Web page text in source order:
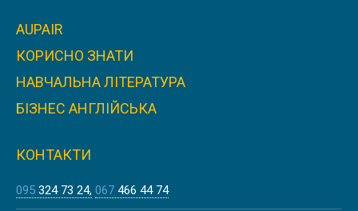
ПРОФЕСІЙНА АНГЛІЙСЬКА ДЛЯ
АВІАЦІЙНИХ ФАХІВЦІВ В АНГЛІЇ,
AUPAIR
КОРИСНО ЗНАТИ
НАВЧАЛЬНА ЛІТЕРАТУРА
БІЗНЕС АНГЛІЙСЬКА
КОНТАКТИ
095 324 73 24 067 466 44 74